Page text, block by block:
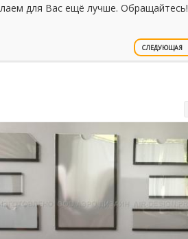
для Вас ещё лучше. Обращайтесь!
СЛЕДУЮЩАЯ